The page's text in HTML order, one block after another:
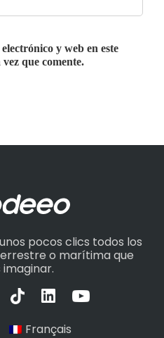
y web en este
que comente.
pocos clics todos los
o marítima que
imaginar.
Français